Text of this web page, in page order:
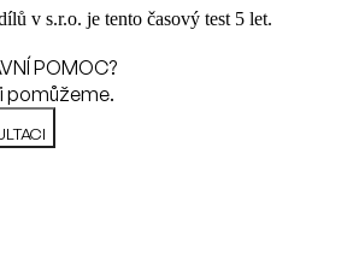
v s.r.o. je tento časový test 5 let.
POMOC?
pomůžeme.